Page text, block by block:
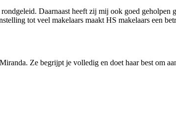
Daarnaast heeft zij mij ook goed
tot veel makelaars maakt HS makelaars een
Ze begrijpt je volledig en doet haar best om